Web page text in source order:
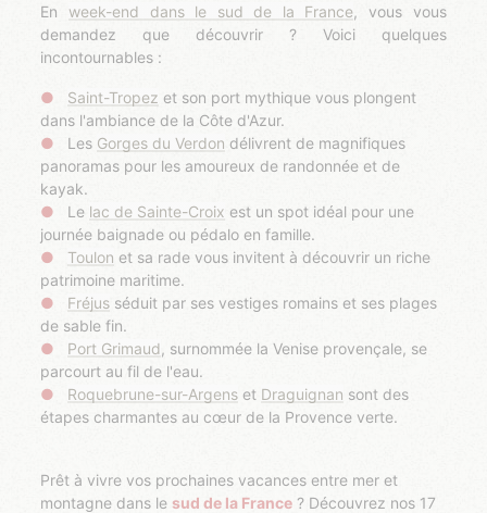
En week-end dans le sud de la France, vous vous
demandez que découvrir ? Voici quelques
incontournables :
Saint-Tropez et son port mythique vous plongent
dans l'ambiance de la Côte d'Azur.
Les Gorges du Verdon délivrent de magnifiques
panoramas pour les amoureux de randonnée et de
kayak.
Le lac de Sainte-Croix est un spot idéal pour une
journée baignade ou pédalo en famille.
Toulon et sa rade vous invitent à découvrir un riche
patrimoine maritime.
Fréjus séduit par ses vestiges romains et ses plages
de sable fin.
Port Grimaud, surnommée la Venise provençale, se
parcourt au fil de l'eau.
Roquebrune-sur-Argens et Draguignan sont des
étapes charmantes au cœur de la Provence verte.
Prêt à vivre vos prochaines vacances entre mer et
montagne dans le sud de la France ? Découvrez nos 17